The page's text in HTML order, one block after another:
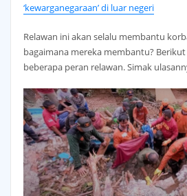
‘kewarganegaraan’ di luar negeri
Relawan ini akan selalu membantu
bagaimana mereka membantu?
beberapa peran relawan. Simak